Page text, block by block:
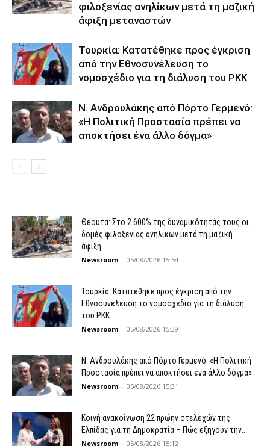
φιλοξενίας ανηλίκων μετά τη μαζική
άφιξη μεταναστών
Τουρκία: Κατατέθηκε προς έγκριση
από την Εθνοσυνέλευση το
νομοσχέδιο για τη διάλυση του PKK
N. Ανδρουλάκης από Πόρτο Γερμενό:
«Η Πολιτική Προστασία πρέπει να
αποκτήσει ένα άλλο δόγμα»
Θέουτα: Στο 2.600% της δυναμικότητάς τους οι
δομές φιλοξενίας ανηλίκων μετά τη μαζική
άφιξη...
Newsroom - 05/08/2026 15:54
Τουρκία: Κατατέθηκε προς έγκριση από την
Εθνοσυνέλευση το νομοσχέδιο για τη διάλυση
του PKK
Newsroom - 05/08/2026 15:39
N. Ανδρουλάκης από Πόρτο Γερμενό: «Η Πολιτική
Προστασία πρέπει να αποκτήσει ένα άλλο δόγμα»
Newsroom - 05/08/2026 15:31
Κοινή ανακοίνωση 22 πρώην στελεχών της
Ελπίδας για τη Δημοκρατία – Πώς εξηγούν την...
Newsroom - 05/08/2026 15:12